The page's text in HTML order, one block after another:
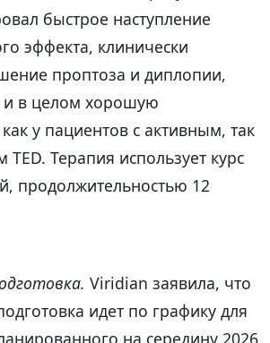
быстрое наступление
эффекта, клинически
проптоза и диплопии,
и в целом хорошую
у пациентов с активным, так
TED. Терапия использует курс
продолжительностью 12
Viridian заявила, что
идет по графику для
на середину 2026